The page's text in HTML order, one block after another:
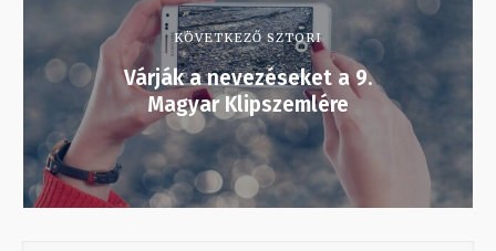
KÖVETKEZŐ SZTORI
Várják a nevezéseket a 9.
Magyar Klipszemlére